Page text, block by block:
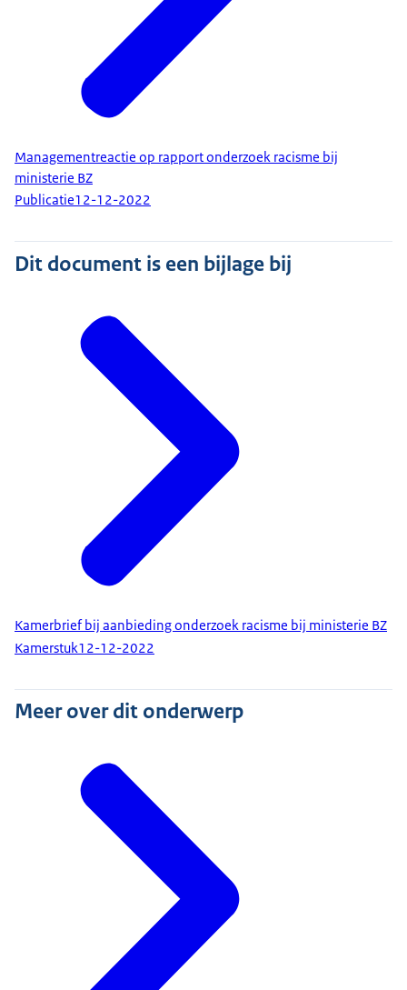
Managementreactie op rapport onderzoek racisme bij
ministerie BZ
Publicatie12-12-2022
Dit document is een bijlage bij
Kamerbrief bij aanbieding onderzoek racisme bij ministerie BZ
Kamerstuk12-12-2022
Meer over dit onderwerp